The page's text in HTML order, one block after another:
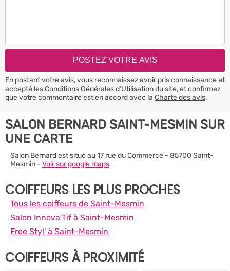
En postant votre avis, vous reconnaissez avoir pris connaissance et
accepté lesConditions Générales d’Utilisationdu site, et confirmez
que votre commentaire est en accord avec la Charte des avis.
SALON BERNARD SAINT-MESMIN SUR
UNE CARTE
Salon Bernard est situé au 17 rue du Commerce - 85700 Saint-
Mesmin - Voir sur google maps
COIFFEURS LES PLUS PROCHES
Tous les coiffeurs de Saint-Mesmin
Salon Innova'Tif à Saint-Mesmin
Free Styl' à Saint-Mesmin
COIFFEURS À PROXIMITÉ